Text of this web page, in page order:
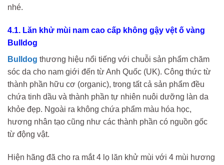
nhé.
4.1. Lăn khử mùi nam cao cấp không gậy vệt ố vàng
Bulldog
Bulldog thương hiệu nổi tiếng với chuỗi sản phẩm chăm
sóc da cho nam giới đến từ Anh Quốc (UK). Công thức từ
thành phần hữu cơ (organic), trong tất cả sản phẩm đều
chứa tinh dầu và thành phần tự nhiên nuôi dưỡng làn da
khỏe đẹp. Ngoài ra không chứa phẩm màu hóa học,
hương nhân tạo cũng như các thành phần có nguồn gốc
từ động vật.
Hiện hãng đã cho ra mắt 4 lọ lăn khử mùi với 4 mùi hương